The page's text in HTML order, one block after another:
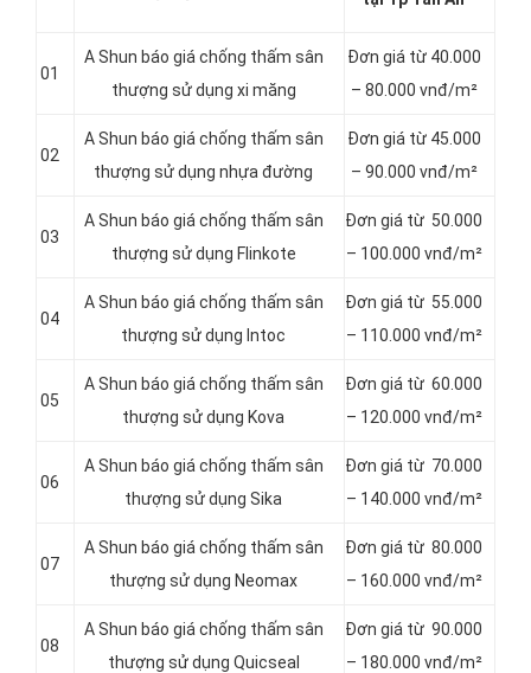
01
A Shun báo giá chống thấm sân
thượng sử dụng xi măng
Đơn giá từ 40.000
– 80.000 vnđ/m²
02
A Shun báo giá chống thấm sân
thượng sử dụng nhựa đường
Đơn giá từ 45.000
– 90.000 vnđ/m²
03
A Shun báo giá chống thấm sân
thượng sử dụng Flinkote
Đơn giá từ 50.000
– 100.000 vnđ/m²
04
A Shun báo giá chống thấm sân
thượng sử dụng Intoc
Đơn giá từ 55.000
– 110.000 vnđ/m²
05
A Shun báo giá chống thấm sân
thượng sử dụng Kova
Đơn giá từ 60.000
– 120.000 vnđ/m²
06
A Shun báo giá chống thấm sân
thượng sử dụng Sika
Đơn giá từ 70.000
– 140.000 vnđ/m²
07
A Shun báo giá chống thấm sân
thượng sử dụng Neomax
Đơn giá từ 80.000
– 160.000 vnđ/m²
08
A Shun báo giá chống thấm sân
thượng sử dụng Quicseal
Đơn giá từ 90.000
– 180.000 vnđ/m²